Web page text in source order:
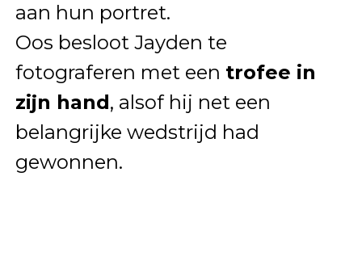
aan hun portret.
Oos besloot Jayden te
fotograferen met een trofee in
zijn hand, alsof hij net een
belangrijke wedstrijd had
gewonnen.